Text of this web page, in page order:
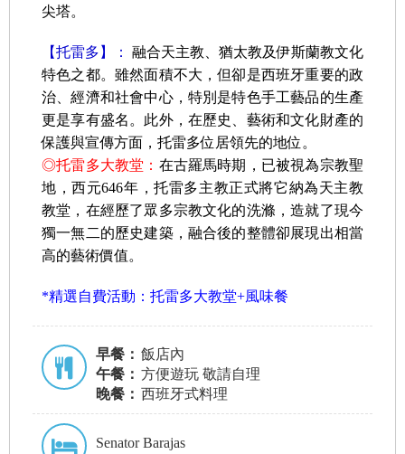
尖塔。
【托雷多】：
融合天主教、猶太教及伊斯蘭教文化
特色之都。雖然面積不大，但卻是西班牙重要的政
治、經濟和社會中心，特別是特色手工藝品的生產
更是享有盛名。此外，在歷史、藝術和文化財產的
保護與宣傳方面，托雷多位居領先的地位。
◎托雷多大教堂： 在古羅馬時期，已被視為宗教聖
地，西元646年，托雷多主教正式將它納為天主教
教堂，在經歷了眾多宗教文化的洗滌，造就了現今
獨一無二的歷史建築，融合後的整體卻展現出相當
高的藝術價值。
*精選自費活動：托雷多大教堂+風味餐
早餐： 飯店內
午餐： 方便遊玩 敬請自理
晚餐： 西班牙式料理
Senator Barajas